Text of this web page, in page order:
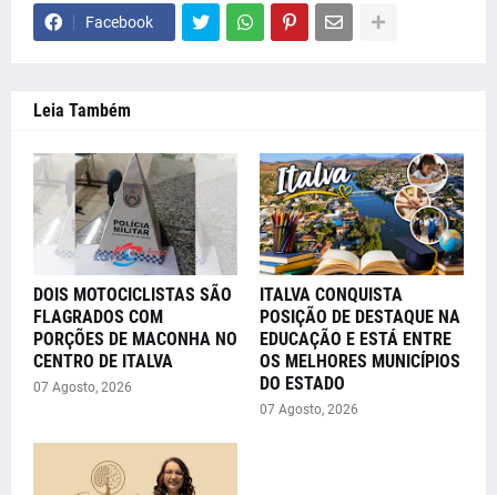
Facebook
Leia Também
DOIS MOTOCICLISTAS SÃO
FLAGRADOS COM
PORÇÕES DE MACONHA NO
CENTRO DE ITALVA
07 Agosto, 2026
ITALVA CONQUISTA
POSIÇÃO DE DESTAQUE NA
EDUCAÇÃO E ESTÁ ENTRE
OS MELHORES MUNICÍPIOS
DO ESTADO
07 Agosto, 2026